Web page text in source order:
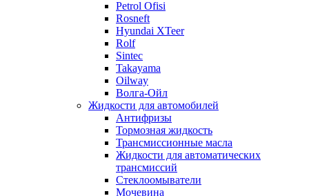
Petrol Ofisi
Rosneft
Hyundai XTeer
Rolf
Sintec
Takayama
Oilway
Волга-Ойл
Жидкости для автомобилей
Антифризы
Тормозная жидкость
Трансмиссионные масла
Жидкости для автоматических
трансмиссий
Стеклоомыватели
Мочевина